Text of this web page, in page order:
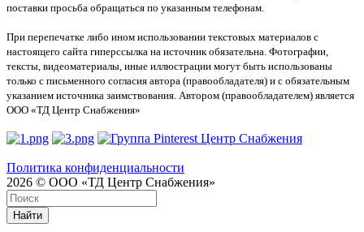
поставки просьба обращаться по указанным телефонам.
При перепечатке либо ином использовании текстовых материалов с
настоящего сайта гиперссылка на источник обязательна. Фотографии,
тексты, видеоматериалы, иные иллюстрации могут быть использованы
только с письменного согласия автора (правообладателя) и с обязательным
указанием источника заимствования. Автором (правообладателем) является
ООО «ТД Центр Снабжения»
Политика конфиденциальности
2026 © ООО «ТД Центр Снабжения»
Найти